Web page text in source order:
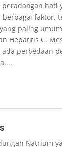
peradangan hati
berbagai faktor,
paling
Hepatitis C.
perbedaan
Natrium